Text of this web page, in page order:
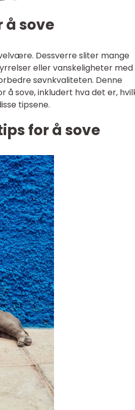
å sove
Dessverre sliter mange
eller vanskeligheter med
søvnkvaliteten. Denne
å sove, inkludert hva det er,
tipsene.
for å sove